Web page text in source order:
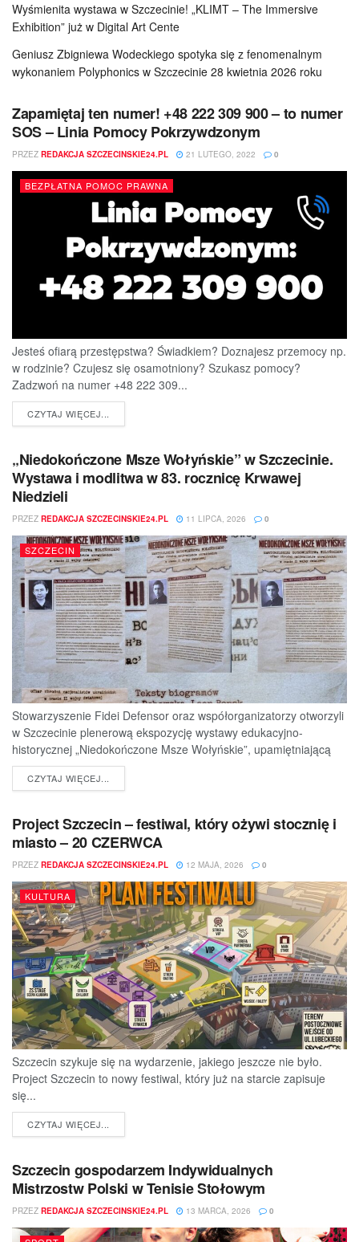
Wyśmienita wystawa w Szczecinie! „KLIMT – The Immersive
Exhibition” już w Digital Art Cente
Geniusz Zbigniewa Wodeckiego spotyka się z fenomenalnym
wykonaniem Polyphonics w Szczecinie 28 kwietnia 2026 roku
Zapamiętaj ten numer! +48 222 309 900 – to numer
SOS – Linia Pomocy Pokrzywdzonym
PRZEZ REDAKCJA SZCZECINSKIE24.PL 21 LUTEGO, 2022 0
BEZPŁATNA POMOC PRAWNA
Jesteś ofiarą przestępstwa? Świadkiem? Doznajesz przemocy np.
w rodzinie? Czujesz się osamotniony? Szukasz pomocy?
Zadzwoń na numer +48 222 309...
CZYTAJ WIĘCEJ...
„Niedokończone Msze Wołyńskie” w Szczecinie.
Wystawa i modlitwa w 83. rocznicę Krwawej
Niedzieli
PRZEZ REDAKCJA SZCZECINSKIE24.PL 11 LIPCA, 2026 0
SZCZECIN
Stowarzyszenie Fidei Defensor oraz współorganizatorzy otworzyli
w Szczecinie plenerową ekspozycję wystawy edukacyjno-
historycznej „Niedokończone Msze Wołyńskie”, upamiętniającą
ofiary jednej z najtragiczniejszych...
CZYTAJ WIĘCEJ...
Project Szczecin – festiwal, który ożywi stocznię i
miasto – 20 CZERWCA
PRZEZ REDAKCJA SZCZECINSKIE24.PL 12 MAJA, 2026 0
KULTURA
Szczecin szykuje się na wydarzenie, jakiego jeszcze nie było.
Project Szczecin to nowy festiwal, który już na starcie zapisuje
się...
CZYTAJ WIĘCEJ...
Szczecin gospodarzem Indywidualnych
Mistrzostw Polski w Tenisie Stołowym
PRZEZ REDAKCJA SZCZECINSKIE24.PL 13 MARCA, 2026 0